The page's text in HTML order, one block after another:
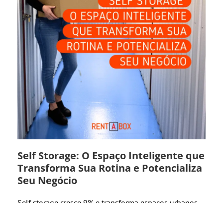
Self Storage: O Espaço Inteligente que
Transforma Sua Rotina e Potencializa
Seu Negócio